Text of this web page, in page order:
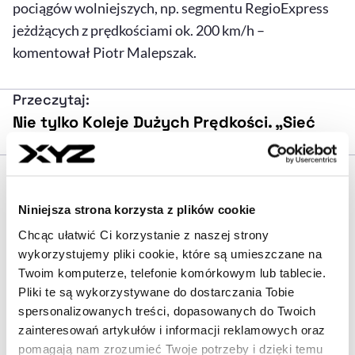
Niniejsza strona korzysta z plików cookie
Chcąc ułatwić Ci korzystanie z naszej strony
wykorzystujemy pliki cookie, które są umieszczane na
Twoim komputerze, telefonie komórkowym lub tablecie.
Pliki te są wykorzystywane do dostarczania Tobie
spersonalizowanych treści, dopasowanych do Twoich
zainteresowań artykułów i informacji reklamowych oraz
pomagają nam zrozumieć Twoje potrzeby i dzięki temu
pociągów wolniejszych, np. segmentu RegioExpress
jeżdżących z prędkościami ok. 200 km/h –
komentował Piotr Malepszak.
Przeczytaj:
Nie tylko Koleje Dużych Prędkości. „Sieć
musi być spójna z liniami lokalnymi”
„1100 pociągów na dobę to
Na sieci KDP mają być dostępne trzy typy połączeń
kolejowych, po których pociągi będą się poruszać z
różną prędkością – podobnie jak w Niemczech.
Minister tłumaczył, że takie rozróżnienie pozwala
lepiej dostosować ofertę do potrzeb pasażerów.